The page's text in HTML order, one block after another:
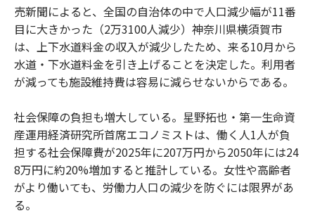
売新聞によると、全国の自治体の中で人口減少幅が11番
目に大きかった（2万3100人減少）神奈川県横須賀市
は、上下水道料金の収入が減少したため、来る10月から
水道・下水道料金を引き上げることを決定した。利用者
が減っても施設維持費は容易に減らせないからである。
社会保障の負担も増大している。星野拓也・第一生命資
産運用経済研究所首席エコノミストは、働く人1人が負
担する社会保障費が2025年に207万円から2050年には24
8万円に約20%増加すると推計している。女性や高齢者
がより働いても、労働力人口の減少を防ぐには限界があ
る。